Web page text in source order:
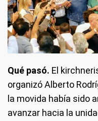
Qué pasó. El
organizó Alberto
la movida había sido
avanzar hacia la